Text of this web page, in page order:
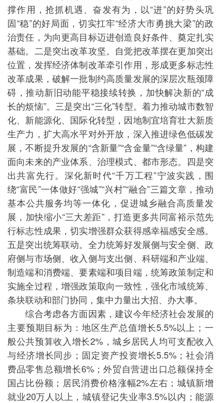
撑作用，抢抓机遇、奋发有为，以“进”的好势头巩
固“稳”的好局面，切实扛牢“经济大市勇挑大梁”的政
治责任，为向更高目标迈进创造良好条件、奠定扎实
基础。二是突出改革攻坚。自觉把改革摆在更加突出
位置，发挥经济体制改革牵引作用，形成更多标志性
改革成果，破解一批制约高质量发展的深层次瓶颈障
碍，推动新旧动能平稳接续转换，加快解决新的“成
长的烦恼”。三是突出“三化”转型。着力推动城市数智
化、新能源化、国际化转型，因地制宜培育壮大新质
生产力，扩大高水平对外开放，深入推进绿色低碳发
展，不断提升发展的“含新量”“含金量”“含绿量”，构建
面向未来的产业体系、治理模式、都市形态。四是突
出共富先行。深化新时代“千万工程”宁波实践，围
绕“富民”一体做好“强城”“兴村”“融合”三篇文章，推动
基本公共服务均等一体化，促进城乡融合高质量发
展，加快缩小“三大差距”，打造更多共同富裕示范先
行标志性成果，切实增强群众获得感幸福感安全感。
五是突出统筹联动。全力统筹好发展侧与安全侧、政
府侧与市场侧、收入侧与支出侧、科研端和产业端、
制造端和消费端、要素端和项目端，统筹政策制定和
实施全过程，增强政策取向一致性，强化市域统筹、
条块联动和部门协同，集中力量出大招、办大事。
综合考虑各方面因素，建议今年经济社会发展的
主要预期目标为：地区生产总值增长5.5%以上；一
般公共预算收入增长2%，城乡居民人均可支配收入
与经济增长同步；固定资产投资增长5.5%；社会消
费品零售总额增长6%；外贸自营进出口总额保持全
国占比份额；居民消费价格涨幅2%左右；城镇新增
就业20万人以上，城镇登记失业率3.5%以内；能源